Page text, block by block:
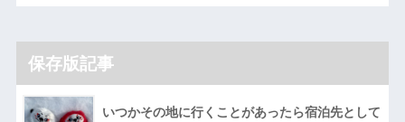
保存版記事
いつかその地に行くことがあったら宿泊先として